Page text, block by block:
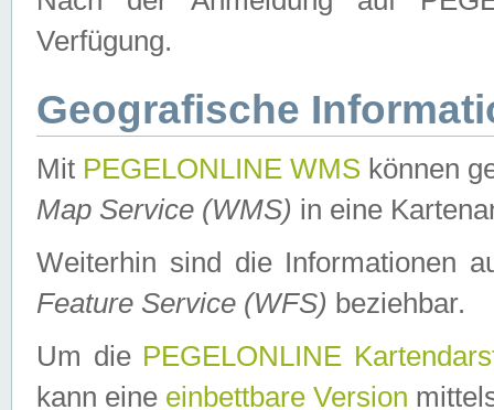
Verfügung.
Geografische
Mit PEGELONLINE WMS können
Map Service (WMS) in eine
Weiterhin sind die Informationen
Feature Service (WFS) beziehbar.
Um die PEGELONLINE
kann eine einbettbare Version